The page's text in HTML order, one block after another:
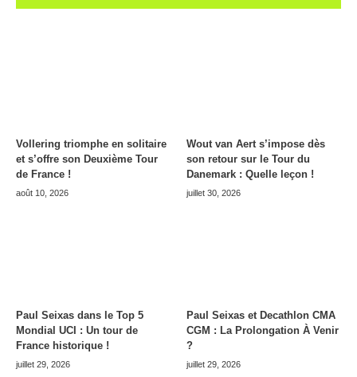
Vollering triomphe en solitaire
et s’offre son Deuxième Tour
de France !
août 10, 2026
Wout van Aert s’impose dès
son retour sur le Tour du
Danemark : Quelle leçon !
juillet 30, 2026
Paul Seixas dans le Top 5
Mondial UCI : Un tour de
France historique !
juillet 29, 2026
Paul Seixas et Decathlon CMA
CGM : La Prolongation À Venir
?
juillet 29, 2026